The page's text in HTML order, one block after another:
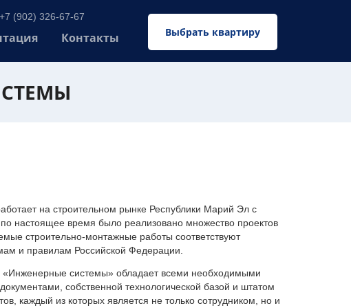
Выбрать квартиру
(902) 326-67-67
Контакты
на строительном рынке Республики Марий Эл с
настоящее время было реализовано множество проектов
строительно-монтажные работы соответствуют
и правилам Российской Федерации.
системы» обладает всеми необходимыми
собственной технологической базой и штатом
каждый из которых является не только сотрудником, но и